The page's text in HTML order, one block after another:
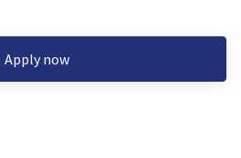
Apply now